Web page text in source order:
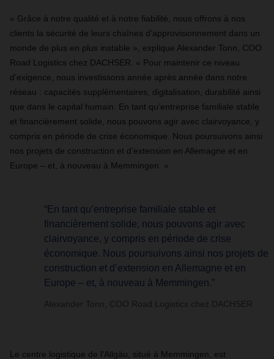
« Grâce à notre qualité et à notre fiabilité, nous offrons à nos
clients la sécurité de leurs chaînes d’approvisionnement dans un
monde de plus en plus instable », explique Alexander Tonn, COO
Road Logistics chez DACHSER. « Pour maintenir ce niveau
d’exigence, nous investissons année après année dans notre
réseau : capacités supplémentaires, digitalisation, durabilité ainsi
que dans le capital humain. En tant qu’entreprise familiale stable
et financièrement solide, nous pouvons agir avec clairvoyance, y
compris en période de crise économique. Nous poursuivons ainsi
nos projets de construction et d’extension en Allemagne et en
Europe – et, à nouveau à Memmingen. »
“En tant qu’entreprise familiale stable et
financièrement solide, nous pouvons agir avec
clairvoyance, y compris en période de crise
économique. Nous poursuivons ainsi nos projets de
construction et d’extension en Allemagne et en
Europe – et, à nouveau à Memmingen.”
Alexander Tonn, COO Road Logistics chez DACHSER
Le centre logistique de l'Allgäu, situé à Memmingen, est